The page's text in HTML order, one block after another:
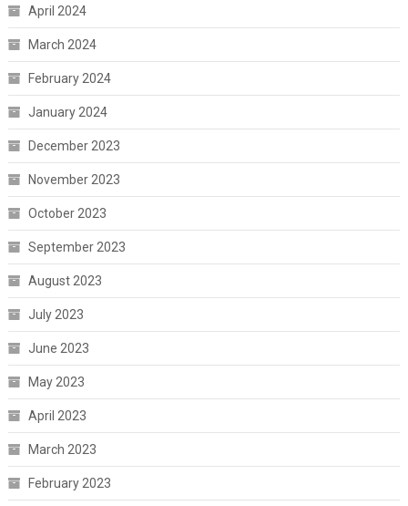
April 2024
March 2024
February 2024
January 2024
December 2023
November 2023
October 2023
September 2023
August 2023
July 2023
June 2023
May 2023
April 2023
March 2023
February 2023